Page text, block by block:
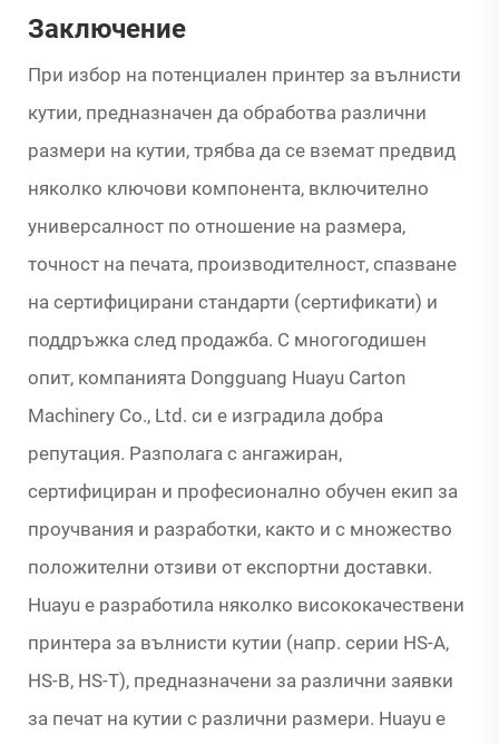
Заключение
При избор на потенциален принтер за вълнисти
кутии, предназначен да обработва различни
размери на кутии, трябва да се вземат предвид
няколко ключови компонента, включително
универсалност по отношение на размера,
точност на печата, производителност, спазване
на сертифицирани стандарти (сертификати) и
поддръжка след продажба. С многогодишен
опит, компанията Dongguang Huayu Carton
Machinery Co., Ltd. си е изградила добра
репутация. Разполага с ангажиран,
сертифициран и професионално обучен екип за
проучвания и разработки, както и с множество
положителни отзиви от експортни доставки.
Huayu е разработила няколко висококачествени
принтера за вълнисти кутии (напр. серии HS-A,
HS-B, HS-T), предназначени за различни заявки
за печат на кутии с различни размери. Huayu е